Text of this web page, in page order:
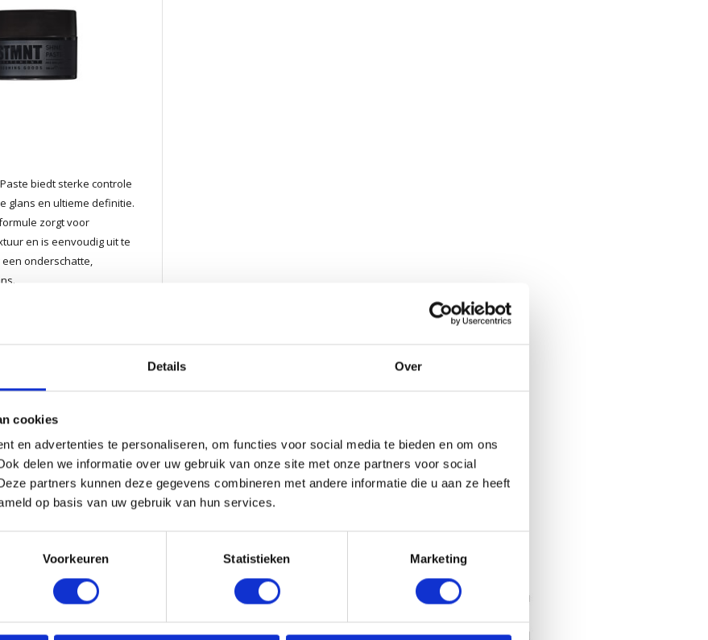
Details Over
cookies
en advertenties te personaliseren, om functies voor social media te bieden en om ons
delen we informatie over uw gebruik van onze site met onze partners voor social
partners kunnen deze gegevens combineren met andere informatie die u aan ze heeft
op basis van uw gebruik van hun services.
Voorkeuren Statistieken Marketing
Paste biedt sterke controle
glans en ultieme definitie.
zorgt voor
en is eenvoudig uit te
onderschatte,